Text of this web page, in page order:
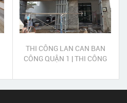
THI CÔNG LAN CAN BAN
CÔNG QUẬN 1 | THI CÔNG
QUẬN 1